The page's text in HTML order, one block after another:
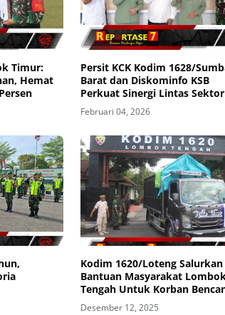
Timur:
Hemat
Persit KCK Kodim 1628/
Barat dan Diskominfo KSB
Perkuat Sinergi Lintas Sektor
Februari 04, 2026
Kodim 1620/Loteng Salurkan
Bantuan Masyarakat
Tengah Untuk Korban
Alam Sumatera dan Aceh
Desember 12, 2025